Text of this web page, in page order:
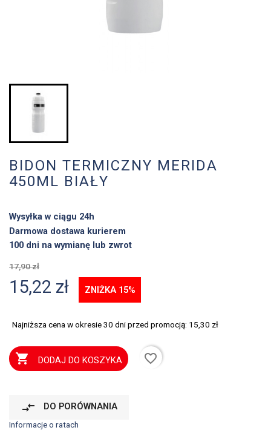
BIDON TERMICZNY MERIDA
450ML BIAŁY
Wysyłka w ciągu 24h
Darmowa dostawa kurierem
100 dni na wymianę lub zwrot
17,90 zł
15,22 zł ZNIŻKA 15%
Najniższa cena w okresie 30 dni przed promocją: 15,30 zł
 DODAJ DO KOSZYKA favorite_border
compare_arrows DO PORÓWNANIA
Informacje o ratach